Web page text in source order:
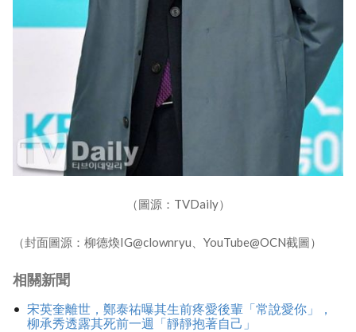
（圖源：TVDaily）
（封面圖源：柳德煥IG@clownryu、YouTube@OCN截圖）
相關新聞
宋英奎離世，鄭泰祐曝其生前疼愛後輩「常說愛你」，
柳承秀透露其死前一週「靜靜抱著自己」